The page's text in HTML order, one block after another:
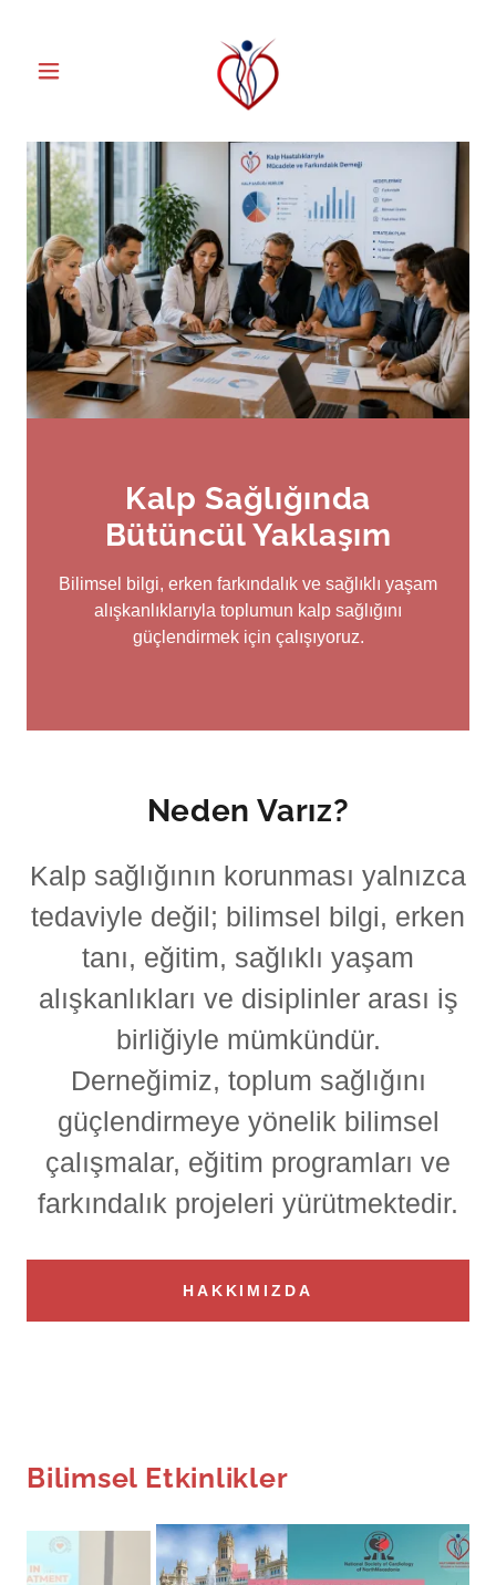
Kalp Sağlığında
Bütüncül Yaklaşım
Bilimsel bilgi, erken farkındalık ve sağlıklı yaşam
alışkanlıklarıyla toplumun kalp sağlığını
güçlendirmek için çalışıyoruz.
Neden Varız?
Kalp sağlığının korunması yalnızca
tedaviyle değil; bilimsel bilgi, erken
tanı, eğitim, sağlıklı yaşam
alışkanlıkları ve disiplinler arası iş
birliğiyle mümkündür.
Derneğimiz, toplum sağlığını
güçlendirmeye yönelik bilimsel
çalışmalar, eğitim programları ve
farkındalık projeleri yürütmektedir.
HAKKIMIZDA
Bilimsel Etkinlikler